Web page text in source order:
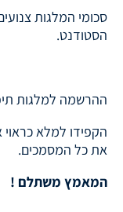
סכומי המלגות
הסטודנט.
ההרשמה למלגות
הקפידו למלא
את כל המסמכים.
המאמץ משתלם !